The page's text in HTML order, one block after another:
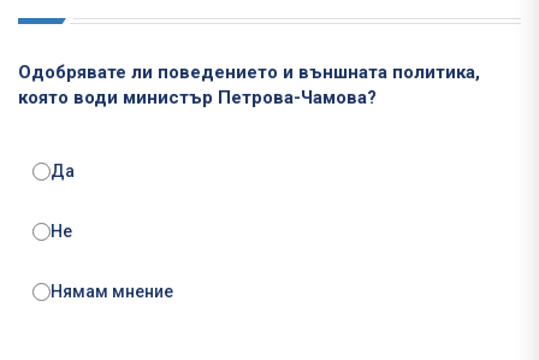
Одобрявате ли поведението и външната политика,
която води министър Петрова-Чамова?
Да
Не
Нямам мнение